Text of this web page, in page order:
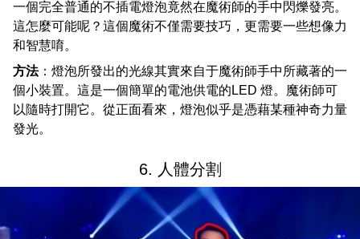
一個完全普通的不插電燈泡竟然在魔術師的手中閃爍發亮。
這怎麼可能呢？這個魔術不僅需要技巧，更需要一些想像力
和智慧唷。
方法：燈泡所發出的光線其實來自于魔術師手中所藏著的一
個小裝置。這是一個簡單的電池供電的LED 燈。魔術師可
以隨時打開它。從正面看來，燈泡似乎是憑藉某種神奇力量
發光。
6. 人體分割